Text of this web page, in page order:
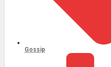
Gossip